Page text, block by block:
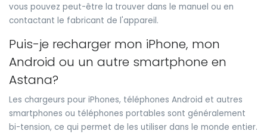
vous pouvez peut-être la trouver dans le manuel ou en
contactant le fabricant de l'appareil.
Puis-je recharger mon iPhone, mon
Android ou un autre smartphone en
Astana?
Les chargeurs pour iPhones, téléphones Android et autres
smartphones ou téléphones portables sont généralement
bi-tension, ce qui permet de les utiliser dans le monde entier.